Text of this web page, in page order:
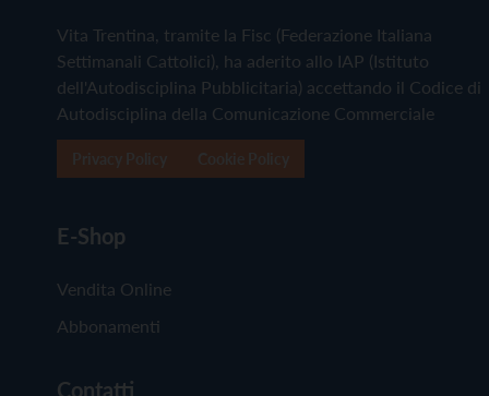
Vita Trentina, tramite la Fisc (Federazione Italiana
Settimanali Cattolici), ha aderito allo IAP (Istituto
dell'Autodisciplina Pubblicitaria) accettando il Codice di
Autodisciplina della Comunicazione Commerciale
E-Shop
Vendita Online
Abbonamenti
Contatti